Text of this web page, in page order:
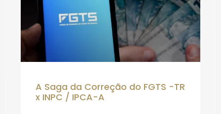
A Saga da Correção do FGTS -TR
x INPC / IPCA-A